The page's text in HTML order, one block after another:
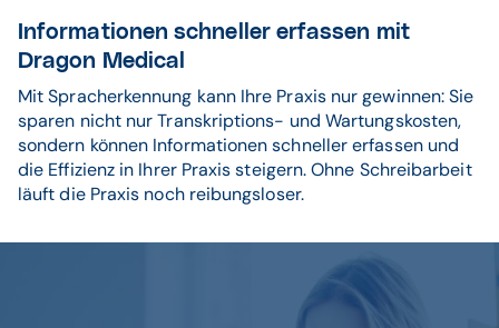
Informationen schneller erfassen mit
Dragon Medical
Mit Spracherkennung kann Ihre Praxis nur gewinnen: Sie
sparen nicht nur Transkriptions- und Wartungskosten,
sondern können Informationen schneller erfassen und
die Effizienz in Ihrer Praxis steigern. Ohne Schreibarbeit
läuft die Praxis noch reibungsloser.